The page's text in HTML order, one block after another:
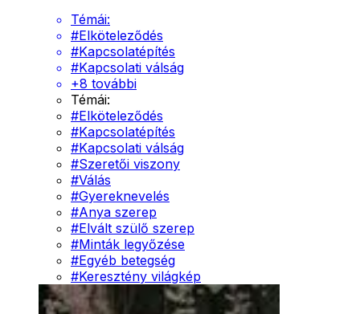
Témái:
#Elköteleződés
#Kapcsolatépítés
#Kapcsolati válság
+8 további
Témái:
#Elköteleződés
#Kapcsolatépítés
#Kapcsolati válság
#Szeretői viszony
#Válás
#Gyereknevelés
#Anya szerep
#Elvált szülő szerep
#Minták legyőzése
#Egyéb betegség
#Keresztény világkép